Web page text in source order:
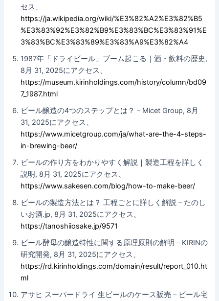
セス、
https://ja.wikipedia.org/wiki/%E3%82%A2%E3%82%B5
%E3%83%92%E3%82%B9%E3%83%BC%E3%83%91%E
3%83%BC%E3%83%89%E3%83%A9%E3%82%A4
1987年「ドライビール」ブーム起こる｜酒・飲料の歴史,
8月 31, 2025にアクセス、
https://museum.kirinholdings.com/history/column/bd09
7_1987.html
ビール醸造の4つのステップとは？ – Micet Group, 8月
31, 2025にアクセス、
https://www.micetgroup.com/ja/what-are-the-4-steps-
in-brewing-beer/
ビールの作り方をわかりやすく解説｜製造工程を詳しく
説明, 8月 31, 2025にアクセス、
https://www.sakesen.com/blog/how-to-make-beer/
ビールの製造方法とは？ 工程ごとに詳しく解説 – たのし
いお酒.jp, 8月 31, 2025にアクセス、
https://tanoshiiosake.jp/9571
ビール酵母の醸造特性に関する原理原則の解明 – KIRINの
研究開発, 8月 31, 2025にアクセス、
https://rd.kirinholdings.com/domain/result/report_010.ht
ml
アサヒ スーパードライ 生ビールのケース販売 – ビール宅